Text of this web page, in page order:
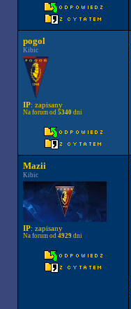
pogol
Kibic
IP: zapisany
Na forum od 5340dni
Mazii
Kibic
IP: zapisany
Na forum od 4929dni